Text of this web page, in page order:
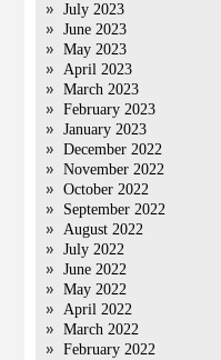
July 2023
June 2023
May 2023
April 2023
March 2023
February 2023
January 2023
December 2022
November 2022
October 2022
September 2022
August 2022
July 2022
June 2022
May 2022
April 2022
March 2022
February 2022